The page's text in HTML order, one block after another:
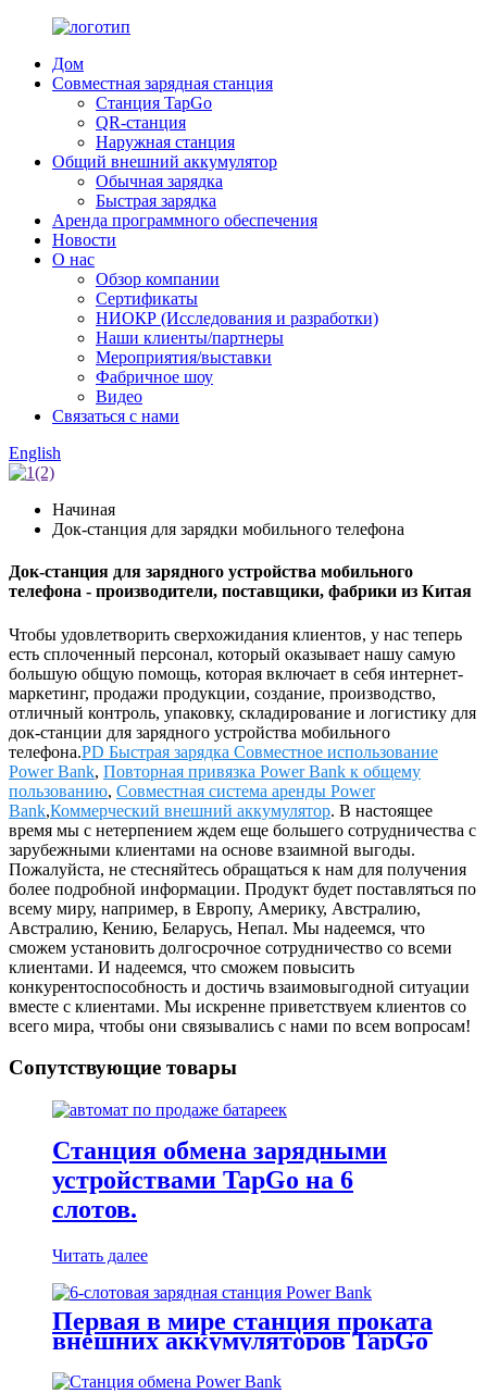
Дом
Совместная зарядная станция
Станция TapGo
QR-станция
Наружная станция
Общий внешний аккумулятор
Обычная зарядка
Быстрая зарядка
Аренда программного обеспечения
Новости
О нас
Обзор компании
Сертификаты
НИОКР (Исследования и разработки)
Наши клиенты/партнеры
Мероприятия/выставки
Фабричное шоу
Видео
Связаться с нами
English
Начиная
Док-станция для зарядки мобильного телефона
Док-станция для зарядного устройства мобильного
телефона - производители, поставщики, фабрики из Китая
Чтобы удовлетворить сверхожидания клиентов, у нас теперь
есть сплоченный персонал, который оказывает нашу самую
большую общую помощь, которая включает в себя интернет-
маркетинг, продажи продукции, создание, производство,
отличный контроль, упаковку, складирование и логистику для
док-станции для зарядного устройства мобильного
телефона.PD Быстрая зарядка Совместное использование
Power Bank, Повторная привязка Power Bank к общему
пользованию, Совместная система аренды Power
Bank,Коммерческий внешний аккумулятор. В настоящее
время мы с нетерпением ждем еще большего сотрудничества с
зарубежными клиентами на основе взаимной выгоды.
Пожалуйста, не стесняйтесь обращаться к нам для получения
более подробной информации. Продукт будет поставляться по
всему миру, например, в Европу, Америку, Австралию,
Австралию, Кению, Беларусь, Непал. Мы надеемся, что
сможем установить долгосрочное сотрудничество со всеми
клиентами. И надеемся, что сможем повысить
конкурентоспособность и достичь взаимовыгодной ситуации
вместе с клиентами. Мы искренне приветствуем клиентов со
всего мира, чтобы они связывались с нами по всем вопросам!
Сопутствующие товары
Станция обмена зарядными
устройствами TapGo на 6
слотов.
Читать далее
Первая в мире станция проката
внешних аккумуляторов TapGo
на 6 слотов (CS-A06)